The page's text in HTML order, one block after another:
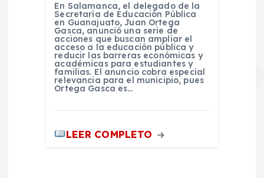
En Salamanca, el delegado de la
Secretaría de Educación Pública
en Guanajuato, Juan Ortega
Gasca, anunció una serie de
acciones que buscan ampliar el
acceso a la educación pública y
reducir las barreras económicas y
académicas para estudiantes y
familias. El anuncio cobra especial
relevancia para el municipio, pues
Ortega Gasca es…
LEER COMPLETO